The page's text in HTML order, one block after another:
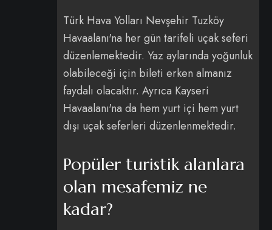
Türk Hava Yolları Nevşehir Tuzköy
Havaalanı'na her gün tarifeli uçak seferi
düzenlemektedir. Yaz aylarında yoğunluk
olabileceği için bileti erken almanız
faydalı olacaktır. Ayrıca Kayseri
Havaalanı'na da hem yurt içi hem yurt
dışı uçak seferleri düzenlenmektedir.
Popüler turistik alanlara
olan mesafemiz ne
kadar?